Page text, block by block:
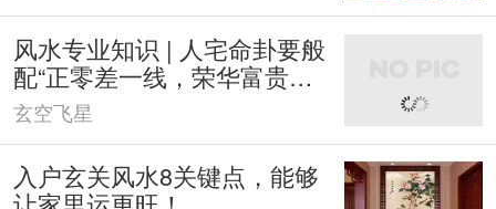
风水专业知识 | 人宅命卦要般
配“正零差一线，荣华富贵不
相遇”
玄空飞星
入户玄关风水8关键点，能够